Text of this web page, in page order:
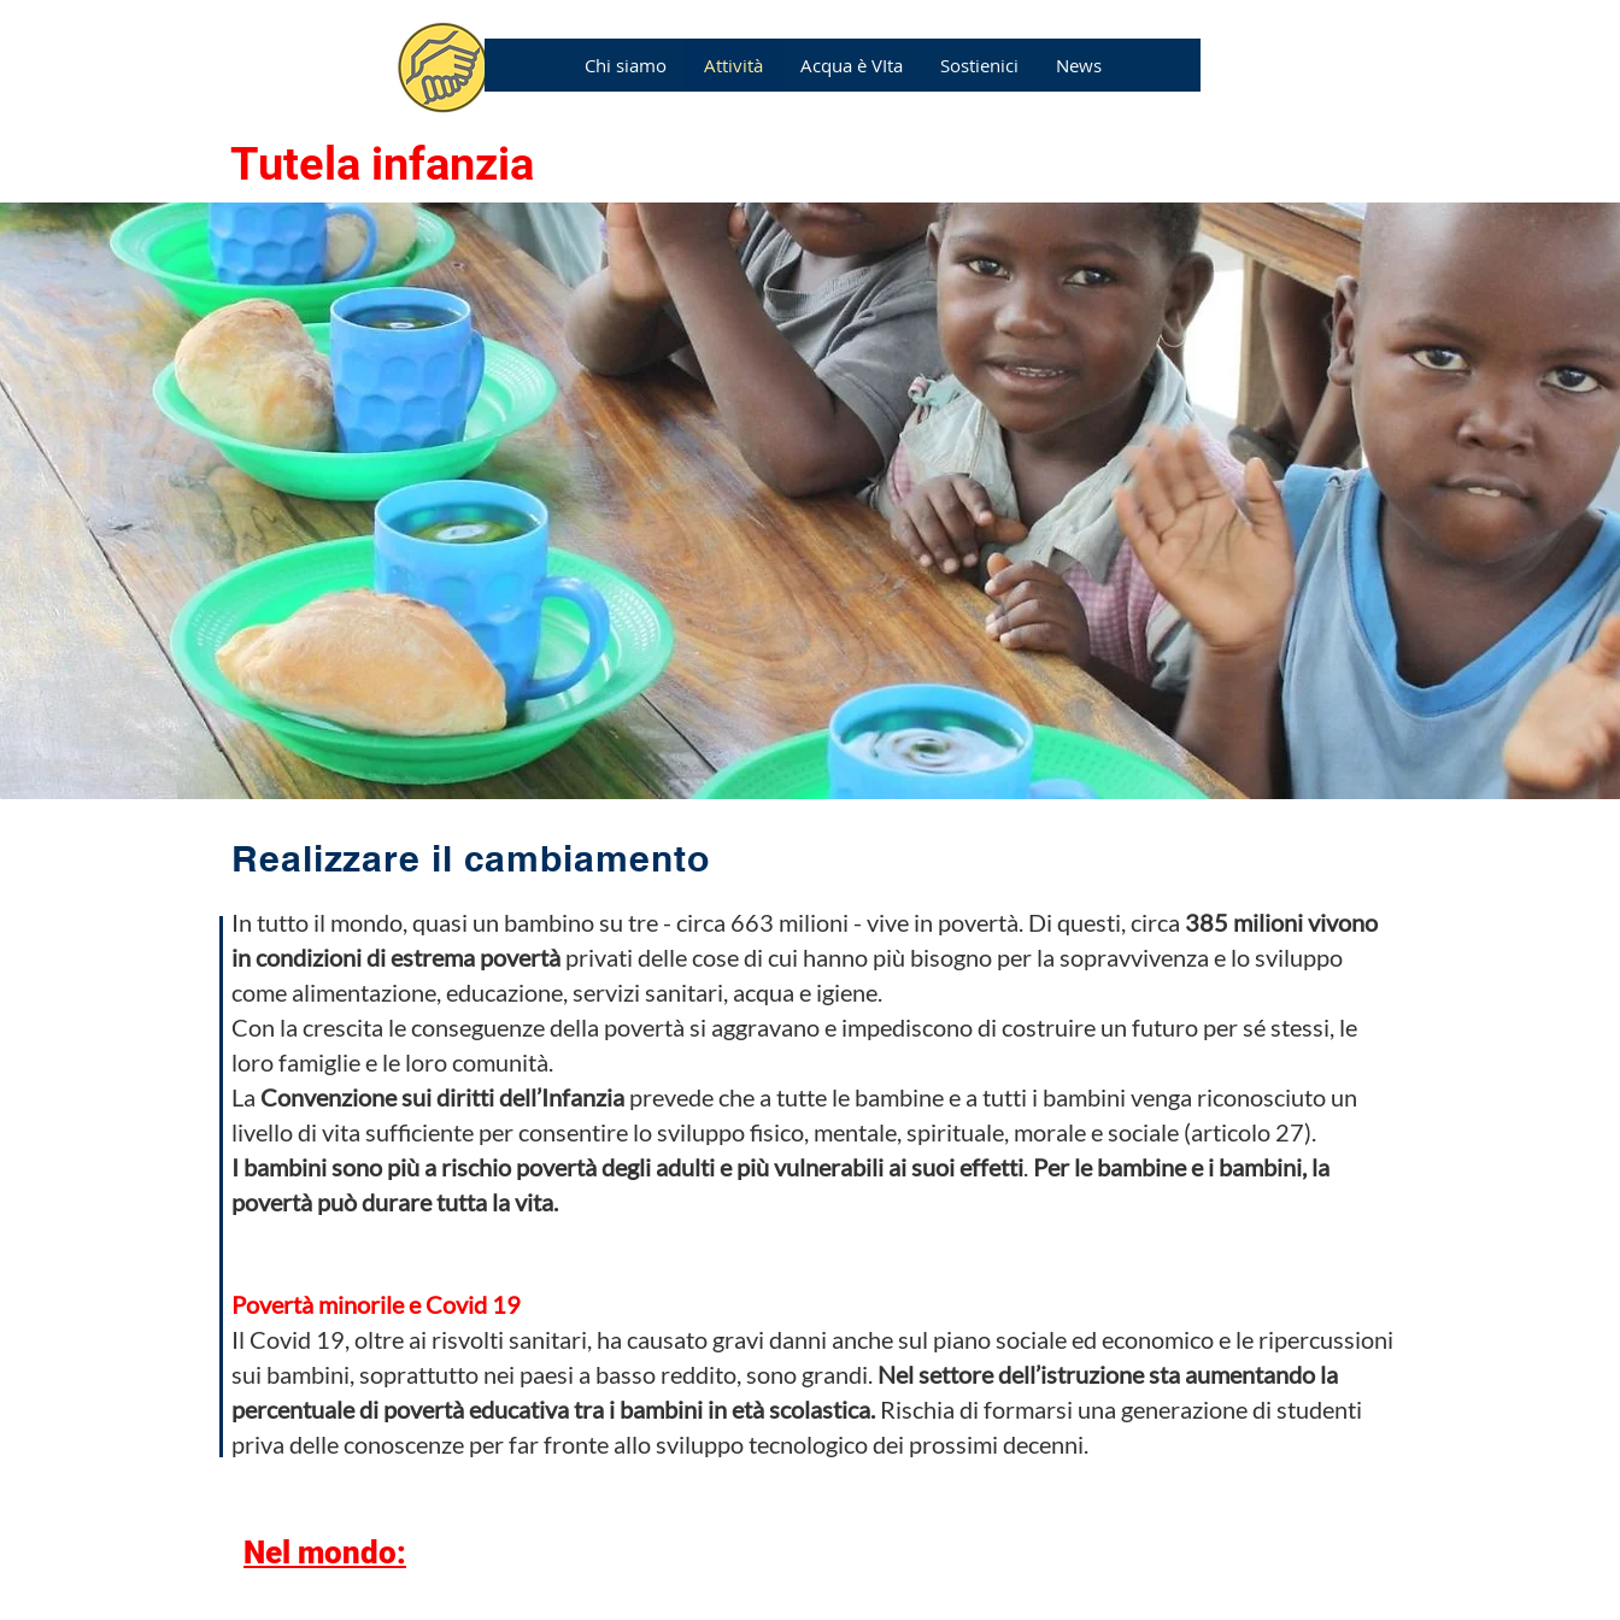
Chi siamo Attività Acqua è VIta Sostienici News
Tutela infanzia
Realizzare il cambiamento
In tutto il mondo, quasi un bambino su tre - circa 663 milioni - vive in povertà. Di questi, circa 385 milioni vivono
in condizioni di estrema povertà privati delle cose di cui hanno più bisogno per la sopravvivenza e lo sviluppo
come alimentazione, educazione, servizi sanitari, acqua e igiene.
Con la crescita le conseguenze della povertà si aggravano e impediscono di costruire un futuro per sé stessi, le
loro famiglie e le loro comunità.
La Convenzione sui diritti dell’Infanzia prevede che a tutte le bambine e a tutti i bambini venga riconosciuto un
livello di vita sufficiente per consentire lo sviluppo fisico, mentale, spirituale, morale e sociale (articolo 27).
I bambini sono più a rischio povertà degli adulti e più vulnerabili ai suoi effetti. Per le bambine e i bambini, la
povertà può durare tutta la vita.
Povertà minorile e Covid 19
Il Covid 19, oltre ai risvolti sanitari, ha causato gravi danni anche sul piano sociale ed economico e le ripercussioni
sui bambini, soprattutto nei paesi a basso reddito, sono grandi. Nel settore dell’istruzione sta aumentando la
percentuale di povertà educativa tra i bambini in età scolastica. Rischia di formarsi una generazione di studenti
priva delle conoscenze per far fronte allo sviluppo tecnologico dei prossimi decenni.
Nel mondo: